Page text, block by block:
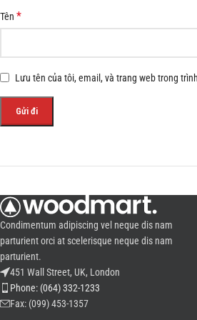
Tên *
Lưu tên của tôi, email, và trang web trong
Condimentum adipiscing vel neque dis nam
parturient orci at scelerisque neque dis nam
parturient.
451 Wall Street, UK, London
Phone: (064) 332-1233
Fax: (099) 453-1357